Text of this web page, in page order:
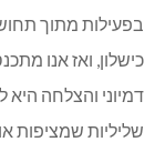
בפעילות מתוך
כישלון, ואז אנו
דמיוני והצלחה
שליליות שמציפות